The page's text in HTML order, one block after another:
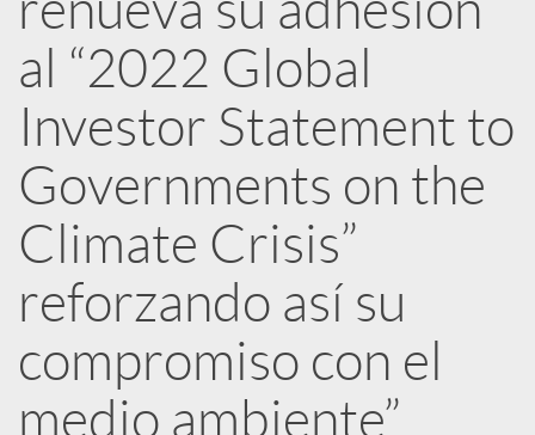
e
d
e
s
S
o
al “2022 Global
Investor Statement to
Governments on the
Climate Crisis”
reforzando así su
compromiso con el
medio ambiente”